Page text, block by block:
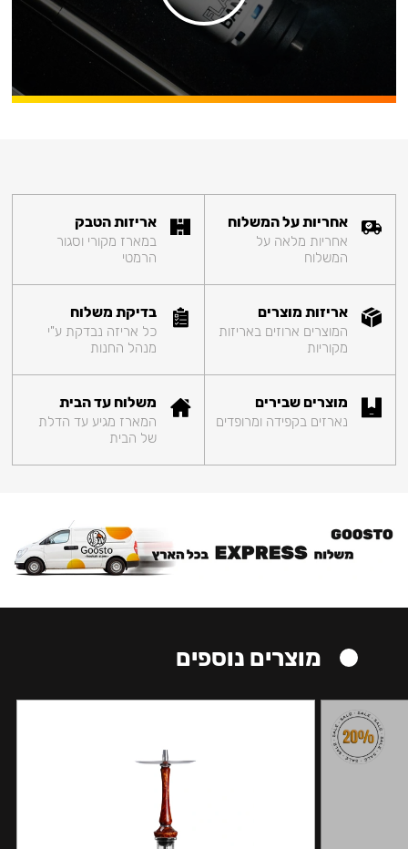
אחריות על המשלוח
אחריות מלאה על
המשלוח
אריזות הטבק
במארז מקורי וסגור
הרמטי
אריזות מוצרים
המוצרים ארוזים באריזות
מקוריות
בדיקת משלוח
כל אריזה נבדקת ע"י
מנהל החנות
מוצרים שבירים
נארזים בקפידה ומרופדים
משלוח עד הבית
המארז מגיע עד הדלת
של הבית
מוצרים נוספים